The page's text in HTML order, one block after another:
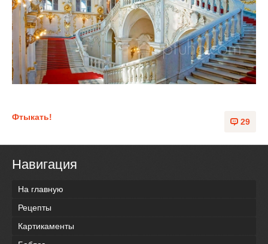
29
Фтыкать!
Навигация
На главную
Рецепты
Картикаменты